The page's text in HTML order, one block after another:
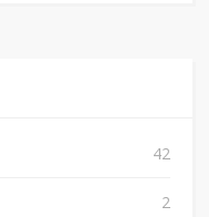
42
2